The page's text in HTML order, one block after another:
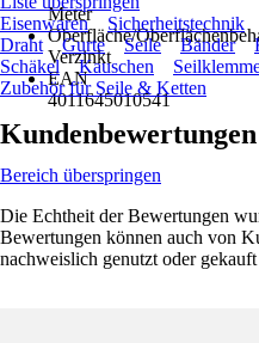
Meter
Oberfläche/
Verzinkt
EAN
4011645010541
Eisenwaren
Sicherheitstechnik
Draht
Gurte Seile Bänder
Schäkel
Kauschen
Zubehör für Seile & Ketten
Kundenbewertungen
Bereich überspringen
Die Echtheit der Bewertungen
Bewertungen können auch von
nachweislich genutzt oder gekauft